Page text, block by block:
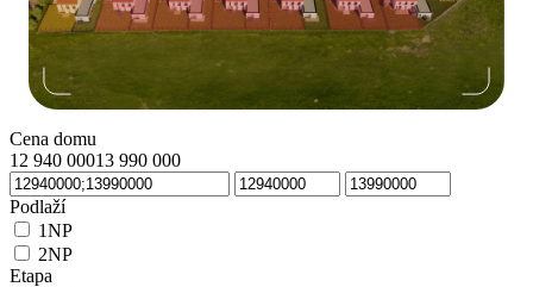
Cena domu
12 940 00013 990 000
Podlaží
1NP
2NP
Etapa